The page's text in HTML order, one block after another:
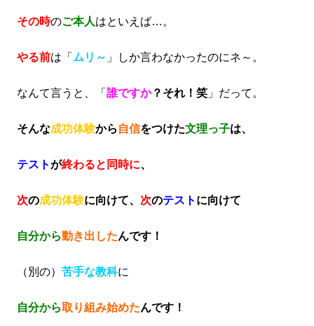
その時のご本人はといえば…。
やる前は「 ムリ～ 」しか言わなかったのにネ～。
なんて言うと、「 誰ですか？それ！笑 」だって。
そんな成功体験から 自信をつけた文理っ子は、
テストが終わると同時に、
次の成功体験に向けて、 次のテスト に向けて
自分から動き出したんです！
（別の） 苦手な教科に
自分から取り組み始めたんです！